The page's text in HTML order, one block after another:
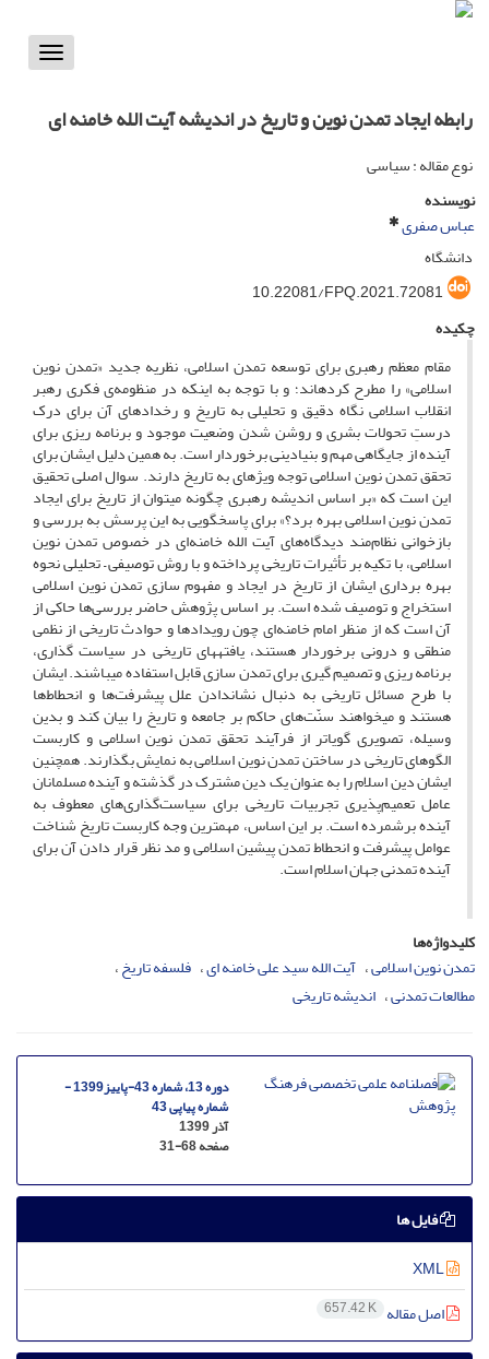
Toggle
رابطه ایجاد تمدن نوین و تاریخ در اندیشه آیت الله خامنه ‎ای
نوع مقاله : سیاسی
نویسنده
عباس صفری
دانشگاه
10.22081/FPQ.2021.72081
چکیده
مقام معظم رهبری برای توسعه تمدن اسلامی، نظریه جدید «تمدن نوین
اسلامی» را مطرح کرده‎اند؛ و با توجه به اینکه در منظومه‌ی فکری رهبر
انقلاب اسلامی نگاه دقیق و تحلیلی به تاریخ و رخدادهای آن برای درک
درستِ تحولات بشری و روشن شدن وضعیت موجود و برنامه ریزی برای
آینده از جایگاهی مهم و بنیادینی برخوردار است. به همین دلیل ایشان برای
تحقق تمدن نوین اسلامی توجه ویژه‎ای به تاریخ دارند. سوال اصلی تحقیق
این است که «بر اساس اندیشه رهبری چگونه میتوان از تاریخ برای ایجاد
تمدن نوین اسلامی بهره برد؟» برای پاسخگویی به این پرسش به بررسی و
بازخوانی نظام‌مند دیدگاه‌های آیت الله خامنه‌ای در خصوص تمدن نوین
اسلامی، با تکیه بر تأثیرات تاریخی پرداخته و با روش توصیفی – تحلیلی نحوه
بهره برداری ایشان از تاریخ در ایجاد و مفهوم سازی تمدن نوین اسلامی
استخراج و توصیف شده است. بر اساس پژوهش حاضر بررسی‌ها حاکی از
آن است که از منظر امام خامنه‌ای چون رویدادها و حوادث تاریخی از نظمی
منطقی و درونی برخوردار هستند، یافته‎های تاریخی در سیاست گذاری،
برنامه ریزی و تصمیم گیری برای تمدن سازی قابل استفاده می‎باشند. ایشان
با طرح مسائل تاریخى به دنبال نشان‏دادن علل پیشرفت‌ها و انحطاط‌ها
هستند و مى‏خواهند سنّت‌هاى حاکم بر جامعه و تاریخ را بیان کند و بدین
وسیله، تصویری گویاتر از فرآیند تحقق تمدن نوین اسلامی و کاربست
الگوهای تاریخی در ساختن تمدن نوین اسلامی به نمایش بگذارند. همچنین
ایشان دین اسلام را به عنوان یک دین مشترک در گذشته و آینده مسلمانان
عامل تعمیم‌پذیری تجربیات تاریخی برای سیاست‌گذاری‌های معطوف به
آینده برشمرده است. بر این اساس، مهمترین وجه کاربست تاریخ شناخت
عوامل پیشرفت و انحطاط تمدن پیشین اسلامی و مد نظر قرار دادن آن برای
آینده تمدنی جهان اسلام است.
کلیدواژه‌ها
تمدن نوین اسلامی آیت الله سید علی خامنه ای فلسفه تاریخ
مطالعات تمدنی اندیشه تاریخی
دوره 13، شماره 43-پاییز1399 -
شماره پیاپی 43
آذر 1399
صفحه31-68
فایل ها
اصل مقاله 657.42 K